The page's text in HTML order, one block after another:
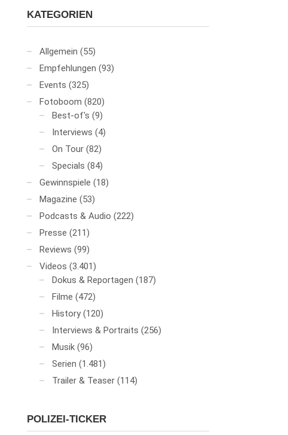
KATEGORIEN
Allgemein (55)
Empfehlungen (93)
Events (325)
Fotoboom (820)
Best-of's (9)
Interviews (4)
On Tour (82)
Specials (84)
Gewinnspiele (18)
Magazine (53)
Podcasts & Audio (222)
Presse (211)
Reviews (99)
Videos (3.401)
Dokus & Reportagen (187)
Filme (472)
History (120)
Interviews & Portraits (256)
Musik (96)
Serien (1.481)
Trailer & Teaser (114)
POLIZEI-TICKER